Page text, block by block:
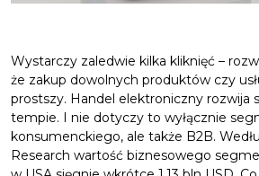
Wystarczy zaledwie kilka kliknięć –
że zakup dowolnych produktów czy
prostszy. Handel elektroniczny rozwija
tempie. I nie dotyczy to wyłącznie
konsumenckiego, ale także B2B.
Research wartość biznesowego